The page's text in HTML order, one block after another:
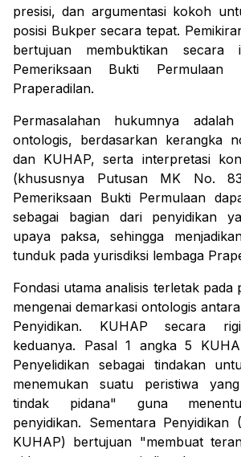
presisi, dan argumentasi kokoh
posisi Bukper secara tepat.
bertujuan membuktikan secara
Pemeriksaan Bukti Permulaan
Praperadilan.
Permasalahan hukumnya
ontologis, berdasarkan kerangka
dan KUHAP, serta interpretasi
(khususnya Putusan MK No. 83/
Pemeriksaan Bukti Permulaan
sebagai bagian dari penyidikan
upaya paksa, sehingga
tunduk pada yurisdiksi lembaga
Fondasi utama analisis terletak pada
mengenai demarkasi ontologis
Penyidikan. KUHAP secara
keduanya. Pasal 1 angka 5
Penyelidikan sebagai tindakan
menemukan suatu peristiwa
tindak pidana" guna
penyidikan. Sementara Penyidikan
KUHAP) bertujuan "membuat